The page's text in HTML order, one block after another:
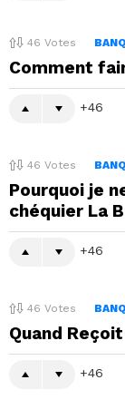
46 Votes
Comment
46
46 Votes
Pourquoi je
chéquier La
46
46 Votes
Quand
46